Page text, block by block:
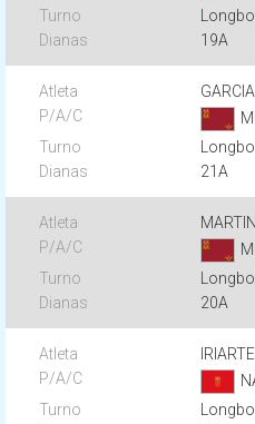
19A
21A
20A